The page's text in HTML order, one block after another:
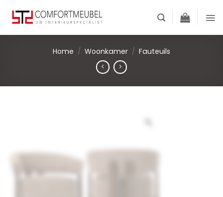
content
Home / Woonkamer / Fauteuils